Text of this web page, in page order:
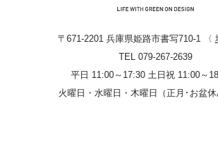
〒671-2201 兵庫県姫路市書写710-1 〈
TEL 079-267-2639
平日 11:00～17:30 土日祝 11:00～
火曜日・水曜日・木曜日（正月･お盆休